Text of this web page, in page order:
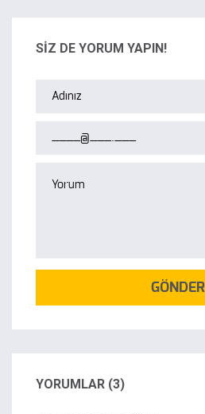
SİZ DE YORUM YAPIN!
GÖNDER
YORUMLAR (3)